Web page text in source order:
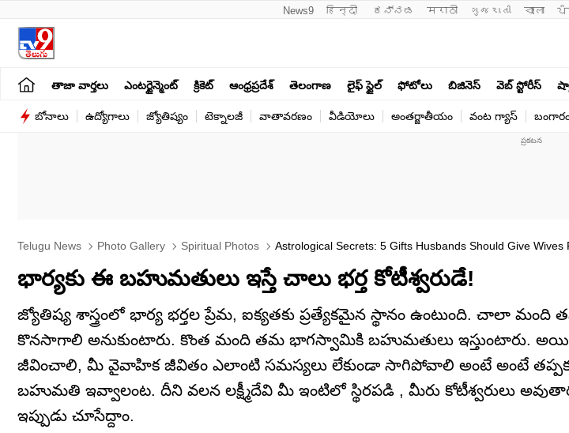
News9 हिन्दी ಕನ್ನಡ मराठी ગુજરાતી বাংলা
తాజా వార్తలు ఎంటర్టైన్మెంట్ క్రికెట్ ఆంధ్రప్రదేశ్ తెలంగాణ లైఫ్ స్టైల్ ఫోటోలు బిజినెస్ వెబ్ స్టోరీస్
బోనాలు ఉద్యోగాలు జ్యోతిష్యం టెక్నాలజీ వాతావరణం వీడియోలు అంతర్జాతీయం వంట గ్యాస్
Telugu News Photo Gallery Spiritual Photos Astrological Secrets: 5 Gifts Husbands Should Give Wives
భార్యకు ఈ బహుమతులు ఇస్తే చాలు భర్త కోటీశ్వరుడే!
జ్యోతిష్య శాస్త్రంలో భార్య భర్తల ప్రేమ, ఐక్యతకు ప్రత్యేకమైన స్థానం ఉంటుంది. చాలా
కొనసాగాలి అనుకుంటారు. కొంత మంది తమ భాగస్వామికి బహుమతులు ఇస్తుంటారు. అయితే
జీవించాలి, మీ వైవాహిక జీవితం ఎలాంటి సమస్యలు లేకుండా సాగిపోవాలి అంటే అంటే తప్పకుండా
బహుమతి ఇవ్వాలంట. దీని వలన లక్ష్మీదేవి మీ ఇంటిలో స్థిరపడి , మీరు కోటీశ్వరులు
ఇప్పుడు చూసేద్దాం.